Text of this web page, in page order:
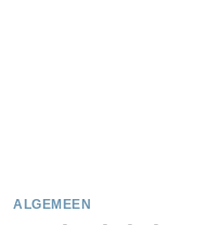
ALGEMEEN